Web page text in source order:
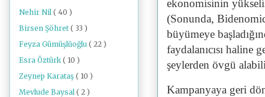
ekonomisinin
(Sonunda,
büyümeye
faydalanıcısı haline
şeylerden övgü
Kampanyaya geri
Nehir Nil ( 40 )
Birsen Şöhret ( 33 )
Feyza Gümüşlüoğlu ( 22 )
Esra Öztürk ( 10 )
Zeynep Karataş ( 10 )
Mevlude Baysal ( 2 )